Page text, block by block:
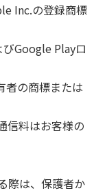
Inc.の登録商標
Google Playロ
者の商標または
信料はお客様の
際は、保護者か